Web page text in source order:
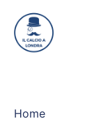
Home